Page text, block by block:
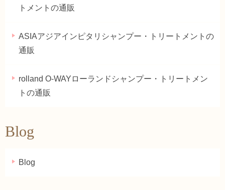
トメントの通販
ASIAアジアインピタリシャンプー・トリートメントの
通販
rolland O-WAYローランドシャンプー・トリートメン
トの通販
Blog
Blog